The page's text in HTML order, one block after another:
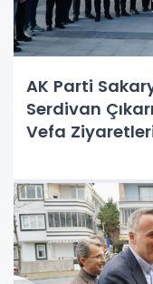
AK Parti
Serdivan
Vefa